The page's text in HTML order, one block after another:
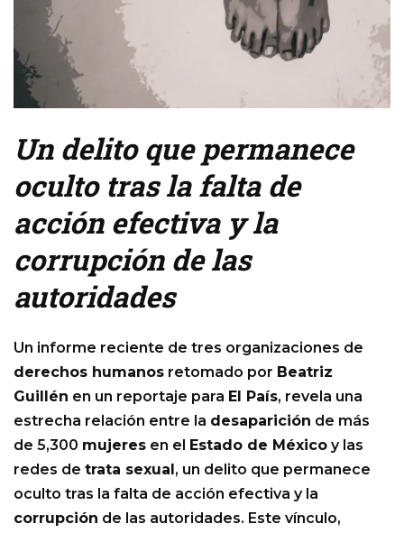
Un delito que permanece
oculto tras la falta de
acción efectiva y la
corrupción de las
autoridades
Un informe reciente de tres organizaciones de
derechos humanos retomado por Beatriz
Guillén en un reportaje para El País, revela una
estrecha relación entre la desaparición de más
de 5,300 mujeres en el Estado de México y las
redes de trata sexual, un delito que permanece
oculto tras la falta de acción efectiva y la
corrupción de las autoridades. Este vínculo,